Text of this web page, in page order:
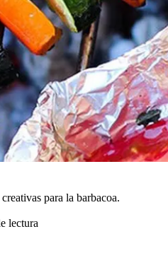
para la barbacoa.
lectura